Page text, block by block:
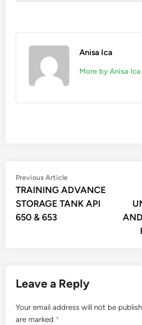
Anisa Ica
More by Anisa Ica
Post
navigation
Previous ArticlePrevious
article:
TRAINING ADVANCE
STORAGE TANK API
650 & 653
Leave a Reply
Your email address will not be
are marked *